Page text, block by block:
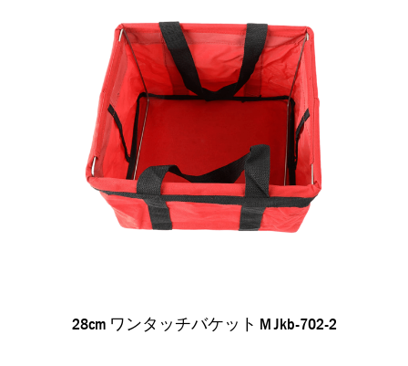
28cm ワンタッチバケット M Jkb-702-2